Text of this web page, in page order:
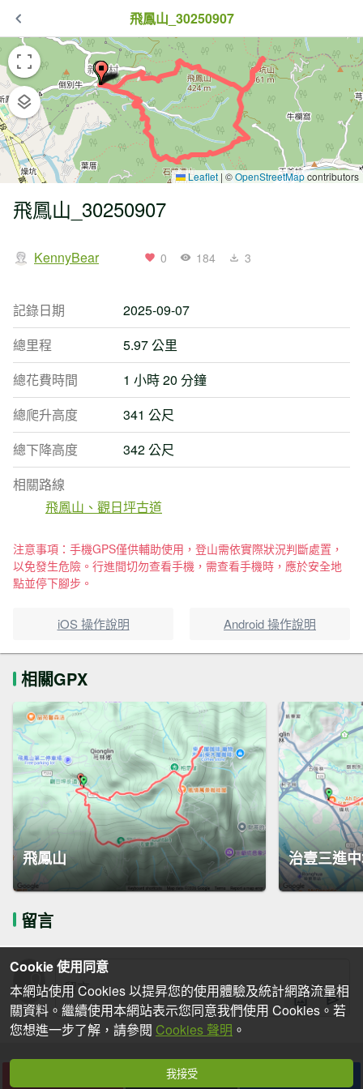
飛鳳山_30250907
Leaflet | ©OpenStreetMapcontributors
飛鳳山_30250907
KennyBear 0 184 3
記錄日期
2025-09-07
總里程
5.97 公里
總花費時間
1 小時 20 分鐘
總爬升高度
341 公尺
總下降高度
342 公尺
相關路線
飛鳳山、觀日坪古道
注意事項：手機GPS僅供輔助使用，登山需依實際狀況判斷處置，
以免發生危險。行進間切勿查看手機，需查看手機時，應於安全地
點並停下腳步。
iOS 操作說明 Android 操作說明
相關GPX
飛鳳山 治壹三進
留言
下載
Cookie 使用同意
本網站使用 Cookies 以提昇您的使用體驗及統計網路流量相
關資料。繼續使用本網站表示您同意我們使用 Cookies。若
您想進一步了解，請參閱 Cookies 聲明 。
我接受